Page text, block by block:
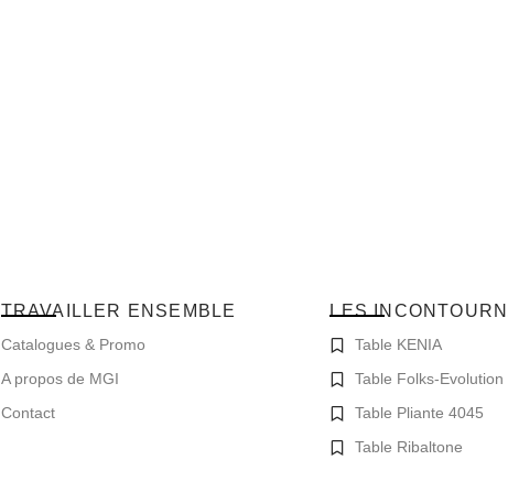
TRAVAILLER ENSEMBLE
Catalogues & Promo
A propos de MGI
Contact
LES
Table KENIA
Table Folks-Evolution
Table Pliante 4045
Table Ribaltone